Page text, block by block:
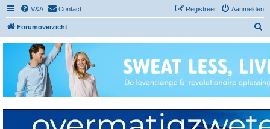
V&A Contact Aanmelden
Registreer
Forumoverzicht
k